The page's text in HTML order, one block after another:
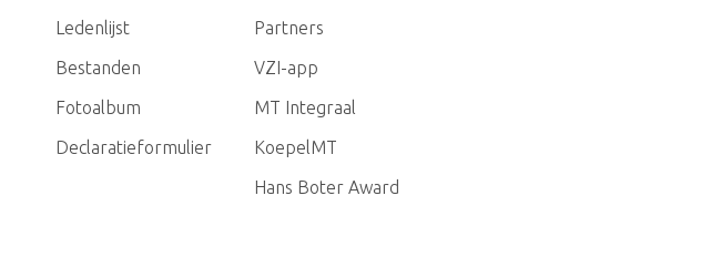
Ledenlijst
Bestanden
Fotoalbum
Declaratieformulier
Partners
VZI-app
MT Integraal
KoepelMT
Hans Boter Award